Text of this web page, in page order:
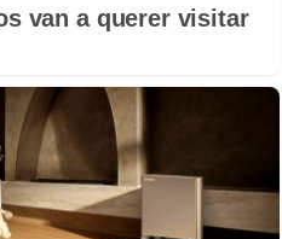
van a querer visitar